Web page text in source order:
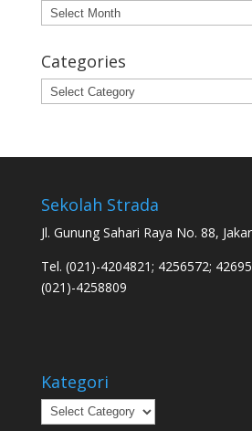
Archives
Categories
Categories
Sekolah Strada
Jl. Gunung Sahari Raya No. 88,
Tel. (021)-4204821; 4256572;
(021)-4258809
Kategori
Kategori